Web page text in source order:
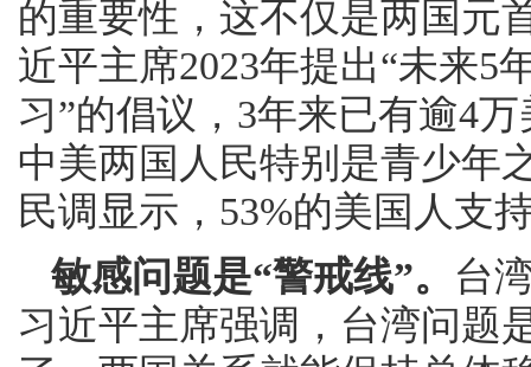
的重要性，这不仅是两国元
近平主席2023年提出“未来5
习”的倡议，3年来已有逾4
中美两国人民特别是青少年
民调显示，53%的美国人支
敏感问题是“警戒线”。 台
习近平主席强调，台湾问题